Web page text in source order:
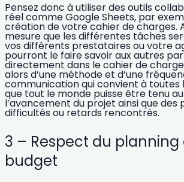
Pensez donc à utiliser des outils
réelcomme Google Sheets, par
création de votre cahier de charges.
mesure que les différentes tâches
vos différents prestataires ou votre
pourront le faire savoir aux autres
directement dans le cahier de
alors d’une méthode et d’une
communication qui convient à toutes
que tout le monde puisse être tenu
l’avancement du projet ainsi que des
difficultés ou retards rencontrés.
3 – Respect du planning
budget